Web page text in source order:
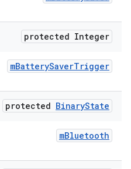
protected Integer
mBatterySaverTrigger
protected BinaryState
mBluetooth